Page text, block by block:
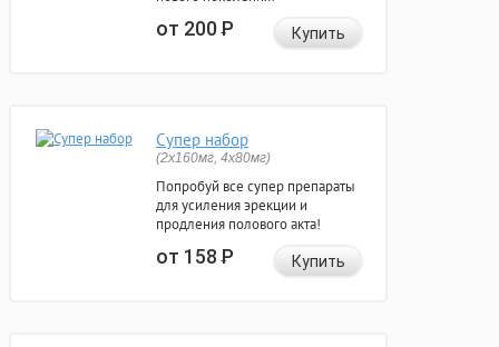
от 200Р Купить
Супер набор
(2х160мг, 4х80мг)
Попробуй все супер препараты
для усиления эрекции и
продления полового акта!
от 158Р Купить